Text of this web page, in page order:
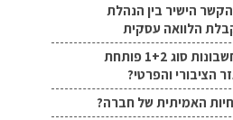
הישיר בין הנהלת
הלוואה עסקית
איך תעודת הנהלת חשבונות סוג 1+2 פותחת
הציבורי והפרטי?
האמיתית של חברה?